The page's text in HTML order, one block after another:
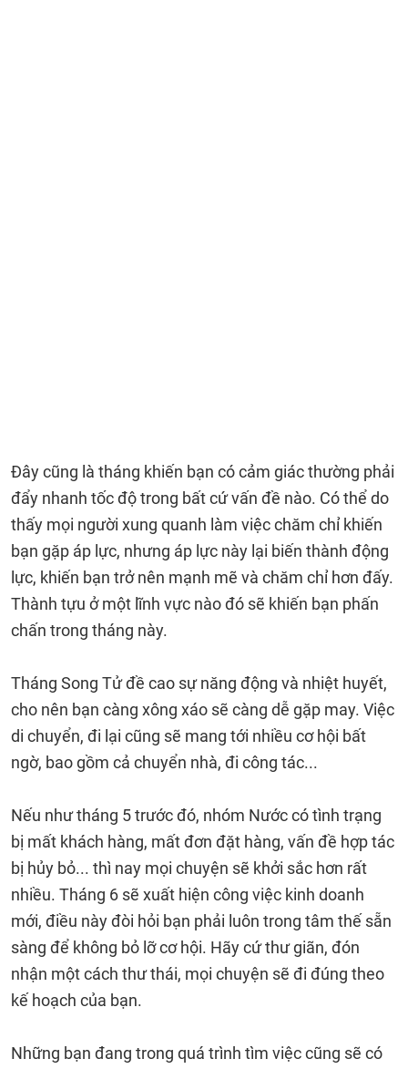
Đây cũng là tháng khiến bạn có cảm giác thường phải
đẩy nhanh tốc độ trong bất cứ vấn đề nào. Có thể do
thấy mọi người xung quanh làm việc chăm chỉ khiến
bạn gặp áp lực, nhưng áp lực này lại biến thành động
lực, khiến bạn trở nên mạnh mẽ và chăm chỉ hơn đấy.
Thành tựu ở một lĩnh vực nào đó sẽ khiến bạn phấn
chấn trong tháng này.
Tháng Song Tử đề cao sự năng động và nhiệt huyết,
cho nên bạn càng xông xáo sẽ càng dễ gặp may. Việc
di chuyển, đi lại cũng sẽ mang tới nhiều cơ hội bất
ngờ, bao gồm cả chuyển nhà, đi công tác...
Nếu như tháng 5 trước đó, nhóm Nước có tình trạng
bị mất khách hàng, mất đơn đặt hàng, vấn đề hợp tác
bị hủy bỏ... thì nay mọi chuyện sẽ khởi sắc hơn rất
nhiều. Tháng 6 sẽ xuất hiện công việc kinh doanh
mới, điều này đòi hỏi bạn phải luôn trong tâm thế sẵn
sàng để không bỏ lỡ cơ hội. Hãy cứ thư giãn, đón
nhận một cách thư thái, mọi chuyện sẽ đi đúng theo
kế hoạch của bạn.
Những bạn đang trong quá trình tìm việc cũng sẽ có